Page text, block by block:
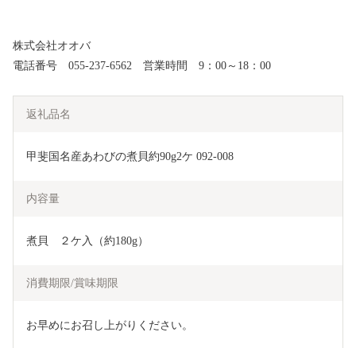
株式会社オオバ
電話番号 055-237-6562 営業時間 9：00～18：00
返礼品名
甲斐国名産あわびの煮貝約90g2ケ 092-008
内容量
煮貝　２ケ入（約180g）
消費期限/賞味期限
お早めにお召し上がりください。